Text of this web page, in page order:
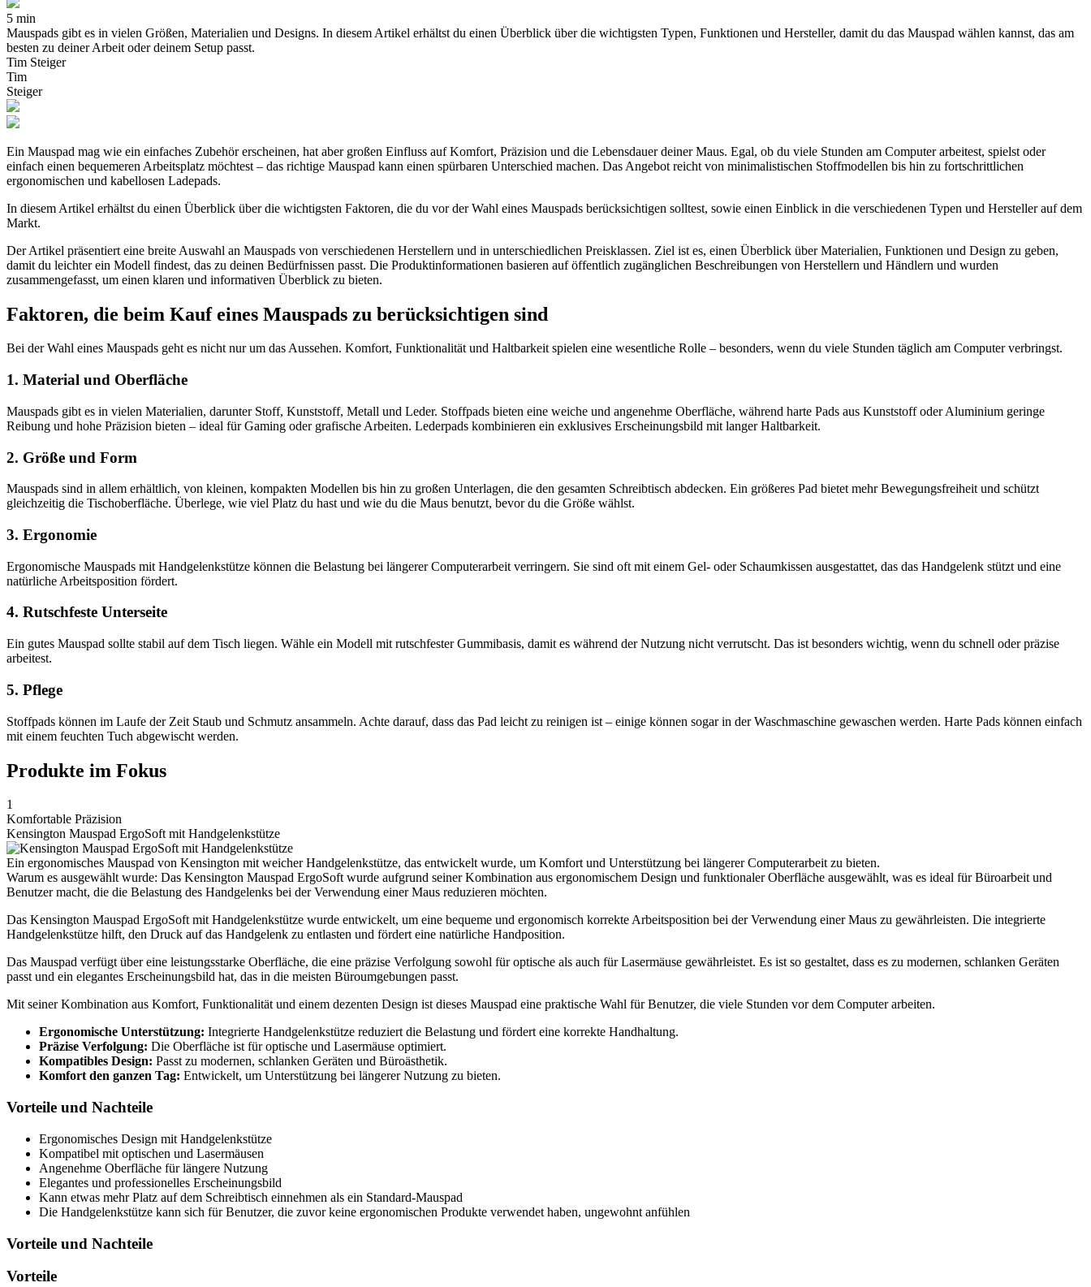
5 min
Mauspads gibt es in vielen Größen, Materialien und Designs. In diesem Artikel erhältst du einen Überblick über die wichtigsten Typen, Funktionen und Hersteller, damit du das Mauspad wählen kannst, das am
besten zu deiner Arbeit oder deinem Setup passt.
Tim Steiger
Tim
Steiger
Ein Mauspad mag wie ein einfaches Zubehör erscheinen, hat aber großen Einfluss auf Komfort, Präzision und die Lebensdauer deiner Maus. Egal, ob du viele Stunden am Computer arbeitest, spielst oder
einfach einen bequemeren Arbeitsplatz möchtest – das richtige Mauspad kann einen spürbaren Unterschied machen. Das Angebot reicht von minimalistischen Stoffmodellen bis hin zu fortschrittlichen
ergonomischen und kabellosen Ladepads.
In diesem Artikel erhältst du einen Überblick über die wichtigsten Faktoren, die du vor der Wahl eines Mauspads berücksichtigen solltest, sowie einen Einblick in die verschiedenen Typen und Hersteller auf dem
Markt.
Der Artikel präsentiert eine breite Auswahl an Mauspads von verschiedenen Herstellern und in unterschiedlichen Preisklassen. Ziel ist es, einen Überblick über Materialien, Funktionen und Design zu geben,
damit du leichter ein Modell findest, das zu deinen Bedürfnissen passt. Die Produktinformationen basieren auf öffentlich zugänglichen Beschreibungen von Herstellern und Händlern und wurden
zusammengefasst, um einen klaren und informativen Überblick zu bieten.
Faktoren, die beim Kauf eines Mauspads zu berücksichtigen sind
Bei der Wahl eines Mauspads geht es nicht nur um das Aussehen. Komfort, Funktionalität und Haltbarkeit spielen eine wesentliche Rolle – besonders, wenn du viele Stunden täglich am Computer verbringst.
1. Material und Oberfläche
Mauspads gibt es in vielen Materialien, darunter Stoff, Kunststoff, Metall und Leder. Stoffpads bieten eine weiche und angenehme Oberfläche, während harte Pads aus Kunststoff oder Aluminium geringe
Reibung und hohe Präzision bieten – ideal für Gaming oder grafische Arbeiten. Lederpads kombinieren ein exklusives Erscheinungsbild mit langer Haltbarkeit.
2. Größe und Form
Mauspads sind in allem erhältlich, von kleinen, kompakten Modellen bis hin zu großen Unterlagen, die den gesamten Schreibtisch abdecken. Ein größeres Pad bietet mehr Bewegungsfreiheit und schützt
gleichzeitig die Tischoberfläche. Überlege, wie viel Platz du hast und wie du die Maus benutzt, bevor du die Größe wählst.
3. Ergonomie
Ergonomische Mauspads mit Handgelenkstütze können die Belastung bei längerer Computerarbeit verringern. Sie sind oft mit einem Gel- oder Schaumkissen ausgestattet, das das Handgelenk stützt und eine
natürliche Arbeitsposition fördert.
4. Rutschfeste Unterseite
Ein gutes Mauspad sollte stabil auf dem Tisch liegen. Wähle ein Modell mit rutschfester Gummibasis, damit es während der Nutzung nicht verrutscht. Das ist besonders wichtig, wenn du schnell oder präzise
arbeitest.
5. Pflege
Stoffpads können im Laufe der Zeit Staub und Schmutz ansammeln. Achte darauf, dass das Pad leicht zu reinigen ist – einige können sogar in der Waschmaschine gewaschen werden. Harte Pads können einfach
mit einem feuchten Tuch abgewischt werden.
Produkte im Fokus
1
Komfortable Präzision
Kensington Mauspad ErgoSoft mit Handgelenkstütze
Ein ergonomisches Mauspad von Kensington mit weicher Handgelenkstütze, das entwickelt wurde, um Komfort und Unterstützung bei längerer Computerarbeit zu bieten.
Warum es ausgewählt wurde: Das Kensington Mauspad ErgoSoft wurde aufgrund seiner Kombination aus ergonomischem Design und funktionaler Oberfläche ausgewählt, was es ideal für Büroarbeit und
Benutzer macht, die die Belastung des Handgelenks bei der Verwendung einer Maus reduzieren möchten.
Das Kensington Mauspad ErgoSoft mit Handgelenkstütze wurde entwickelt, um eine bequeme und ergonomisch korrekte Arbeitsposition bei der Verwendung einer Maus zu gewährleisten. Die integrierte
Handgelenkstütze hilft, den Druck auf das Handgelenk zu entlasten und fördert eine natürliche Handposition.
Das Mauspad verfügt über eine leistungsstarke Oberfläche, die eine präzise Verfolgung sowohl für optische als auch für Lasermäuse gewährleistet. Es ist so gestaltet, dass es zu modernen, schlanken Geräten
passt und ein elegantes Erscheinungsbild hat, das in die meisten Büroumgebungen passt.
Mit seiner Kombination aus Komfort, Funktionalität und einem dezenten Design ist dieses Mauspad eine praktische Wahl für Benutzer, die viele Stunden vor dem Computer arbeiten.
Ergonomische Unterstützung: Integrierte Handgelenkstütze reduziert die Belastung und fördert eine korrekte Handhaltung.
Präzise Verfolgung: Die Oberfläche ist für optische und Lasermäuse optimiert.
Kompatibles Design: Passt zu modernen, schlanken Geräten und Büroästhetik.
Komfort den ganzen Tag: Entwickelt, um Unterstützung bei längerer Nutzung zu bieten.
Vorteile und Nachteile
Ergonomisches Design mit Handgelenkstütze
Kompatibel mit optischen und Lasermäusen
Angenehme Oberfläche für längere Nutzung
Elegantes und professionelles Erscheinungsbild
Kann etwas mehr Platz auf dem Schreibtisch einnehmen als ein Standard-Mauspad
Die Handgelenkstütze kann sich für Benutzer, die zuvor keine ergonomischen Produkte verwendet haben, ungewohnt anfühlen
Vorteile und Nachteile
Vorteile